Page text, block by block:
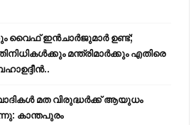
വൈഫ് ഇൻചാർജുമാർ ഉണ്ട്;
മന്ത്രിമാർക്കും എതിരെ
മത വിരുദ്ധർക്ക് ആയുധം
കാന്തപുരം